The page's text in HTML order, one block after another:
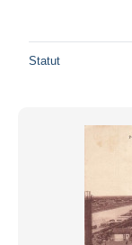
Statut